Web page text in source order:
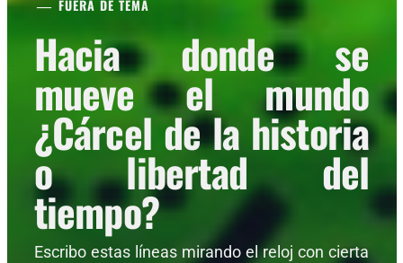
FUERA DE TEMA
Hacia donde se
mueve el mundo
¿Cárcel de la historia
o libertad del
tiempo?
Escribo estas líneas mirando el reloj con cierta